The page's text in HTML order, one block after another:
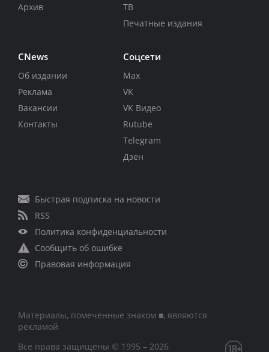
Архив
ТВ
Печатные издания
CNews
Об издании
Реклама
Вакансии
Контакты
Соцсети
Max
VK
VK Видео
Rutube
Telegram
Дзен
Быстрая подписка на новости
RSS
Политика конфиденциальности
Сообщить об ошибке
Правовая информация
Материалы, помеченные знаком ■, являются
рекламой
Все права защищены © 1995 – 2026